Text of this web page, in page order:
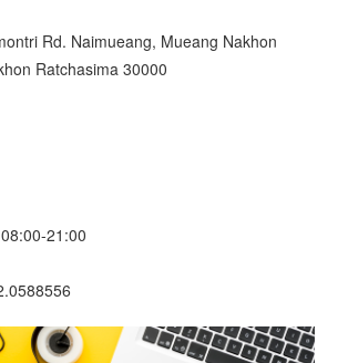
Rd. Naimueang, Mueang Nakhon
Ratchasima 30000
21:00